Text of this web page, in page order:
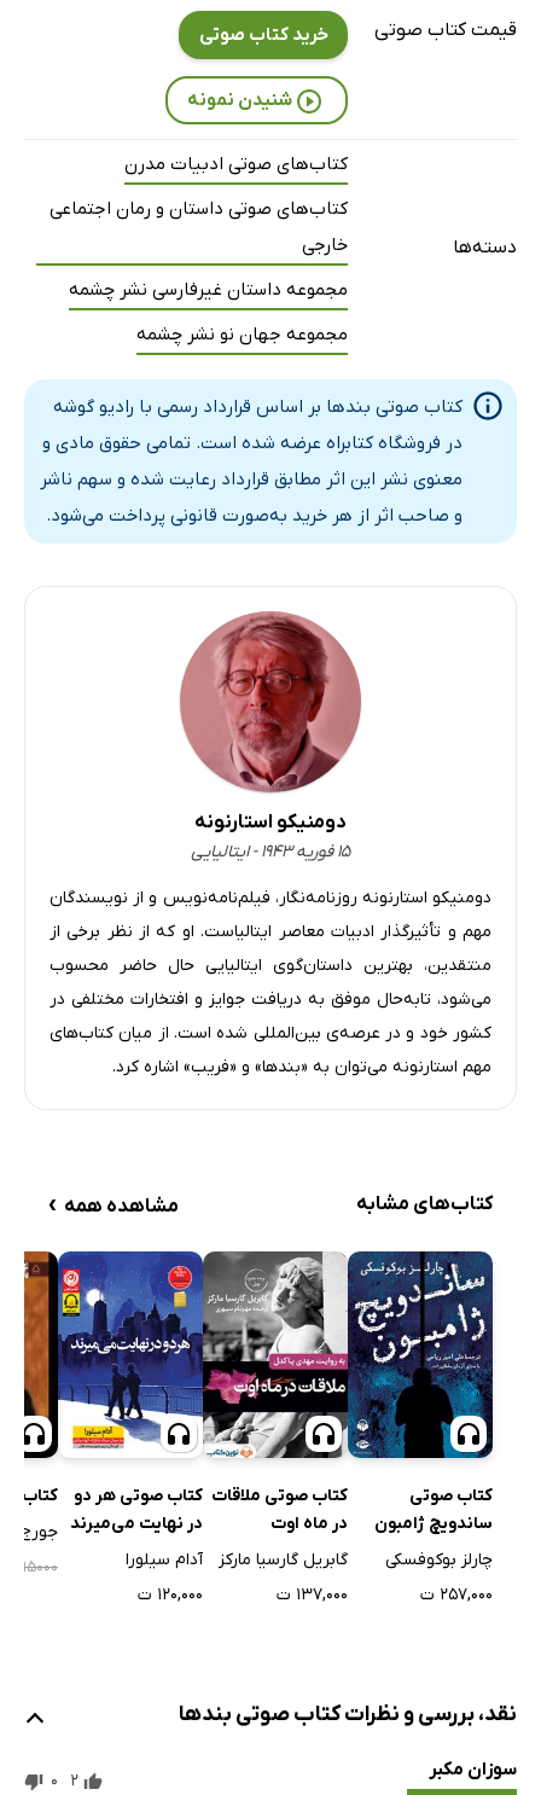
کتاب سوم - فصل اول - قسمت اول
کتاب سوم - فصل اول - قسمت دوم
قیمت کتاب صوتی خرید کتاب صوتی
شنیدن نمونه
دسته‌ها
کتاب‌های صوتی ادبیات مدرن
کتاب‌های صوتی داستان و رمان اجتماعی
خارجی
مجموعه داستان غیرفارسی نشر چشمه
مجموعه جهان نو نشر چشمه
کتاب صوتی بندها بر اساس قرارداد رسمی با رادیو گوشه
در فروشگاه کتابراه عرضه شده است. تمامی حقوق مادی و
معنوی نشر این اثر مطابق قرارداد رعایت شده و سهم ناشر
و صاحب اثر از هر خرید به‌صورت قانونی پرداخت می‌شود.
دومنیکو استارنونه
۱۵ فوریه ۱۹۴۳ - ایتالیایی
دومنیکو استارنونه روزنامه‌نگار، فیلم‌نامه‌نویس و از نویسندگان
مهم و تأثیرگذار ادبیات معاصر ایتالیاست. او که از نظر برخی از
منتقدین، بهترین داستان‌گوی ایتالیایی حال حاضر محسوب
می‌شود، تابه‌حال موفق به دریافت جوایز و افتخارات مختلفی در
کشور خود و در عرصه‌ی بین‌المللی شده است. از میان کتاب‌های
مهم استارنونه می‌توان به «بندها» و «فریب» اشاره کرد.
کتاب‌های مشابه مشاهده همه ›
کتاب صوتی
ساندویچ ژامبون
چارلز بوکوفسکی
۲۵۷,۰۰۰ ت
کتاب صوتی ملاقات
در ماه اوت
گابریل گارسیا مارکز
۱۳۷,۰۰۰ ت
کتاب صوتی هر دو
در نهایت می‌میرند
آدام سیلورا
۱۲۰,۰۰۰ ت
کتاب
جورج
۲۹۵۰۰۰
نقد، بررسی و نظرات کتاب صوتی بندها
سوزان مکبر 2
0